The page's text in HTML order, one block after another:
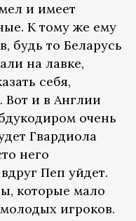
и имеет
К тому же ему
будь то Беларусь
на лавке,
себя,
Вот и в Англии
очень
Гвардиола
него
Пеп уйдет.
которые мало
игроков.